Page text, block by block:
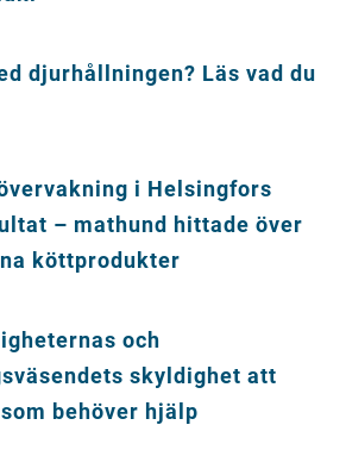
djurhållningen? Läs vad du
i Helsingfors
– mathund hittade över
köttprodukter
och
skyldighet att
behöver hjälp